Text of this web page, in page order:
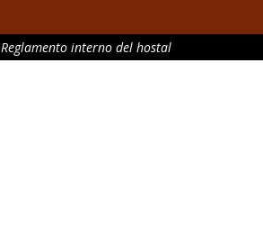
Reglamento interno del hostal